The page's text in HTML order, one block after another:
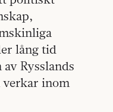
lång tid
Rysslands
verkar inom